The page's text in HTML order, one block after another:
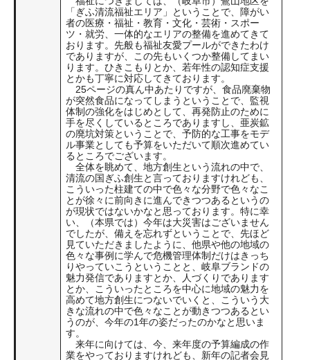
「ぎふ清流福祉エリア」ということで、障がい
者の医療・福祉・教育・文化・芸術・スポー
ツ・就労、一体的なエリアの整備を進めてきて
おります。先般も福祉友愛プールができたわけ
でありますが、この先もいくつか整備してまい
ります。ひきこもりとか、若年性の認知症支援
とかも丁寧に対応してきております。
25ページの真ん中あたりですが、食品廃棄物
が突然食品になってしまうということで、監視
体制の強化をはじめとして、再発防止のために
手を尽くしているところでありますし、亜炭鉱
の廃坑対策ということで、予防的な工事をモデ
ル事業としても予算をいただいて順次進めてい
るところでございます。
全体を眺めて、地方創生という流れの中で、
清流の国ぎふ創生と言っておりますけれども、
こういった柱建ての中で色々な分野で色々なこ
とが徐々に前向きに進んできつつあるというの
が現状ではないかなと思っております。特に幸
い、（本県では）今年は大災害はございません
でしたが、備えを忘れずということで、先ほど
見ていただきましたように、他県や他の地域の
色々な事例に学んで危機管理体制だけはきっち
りやっていこうということと、岐阜ブランドの
魅力発信でありますとか、人づくりであります
とか、こういったところを中心に地域の魅力を
高めて地方創生につないでいくと、こういう大
きな流れの中で色々なことが動きつつあるとい
うのが、今年の1年の姿だったのかなと思いま
す。
来年に向けては、今、来年度の予算編成の作
業をやっておりますけれども、新年の記者会見